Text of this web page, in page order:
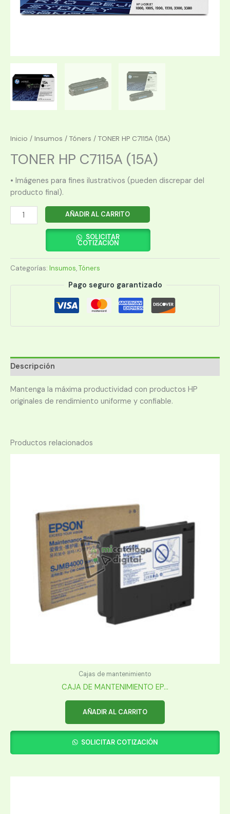
Inicio / Insumos / Tóners / TONER HP C7115A (15A)
TONER HP C7115A (15A)
• Imágenes para fines ilustrativos (pueden discrepar del
producto final).
TONER
HP
cantidad
AÑADIR AL CARRITO
SOLICITAR
COTIZACIÓN
Categorías: Insumos,Tóners
Pago seguro garantizado
Descripción
Mantenga la máxima productividad con productos HP
originales de rendimiento uniforme y confiable.
Productos relacionados
Cajas de mantenimiento
CAJA DE MANTENIMIENTO EP...
AÑADIR AL CARRITO
SOLICITAR COTIZACIÓN